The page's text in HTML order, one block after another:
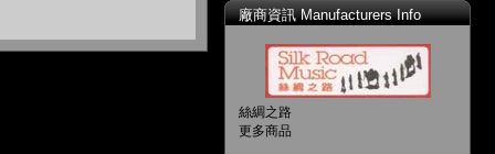
廠商資訊 Manufacturers Info
絲綢之路
更多商品